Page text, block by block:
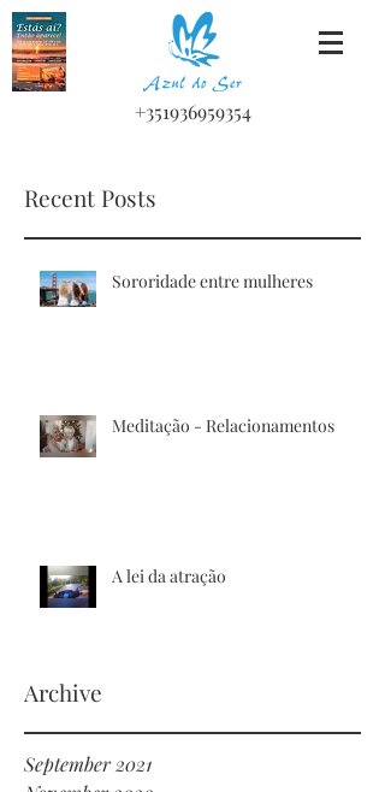
+351936959354
Recent Posts
Sororidade entre mulheres
Meditação - Relacionamentos
A lei da atração
Archive
September 2021